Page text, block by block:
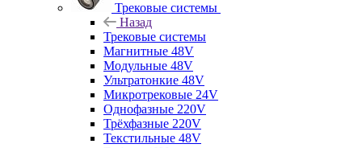
Трековые системы
Назад
Трековые системы
Магнитные 48V
Модульные 48V
Ультратонкие 48V
Микротрековые 24V
Однофазные 220V
Трёхфазные 220V
Текстильные 48V